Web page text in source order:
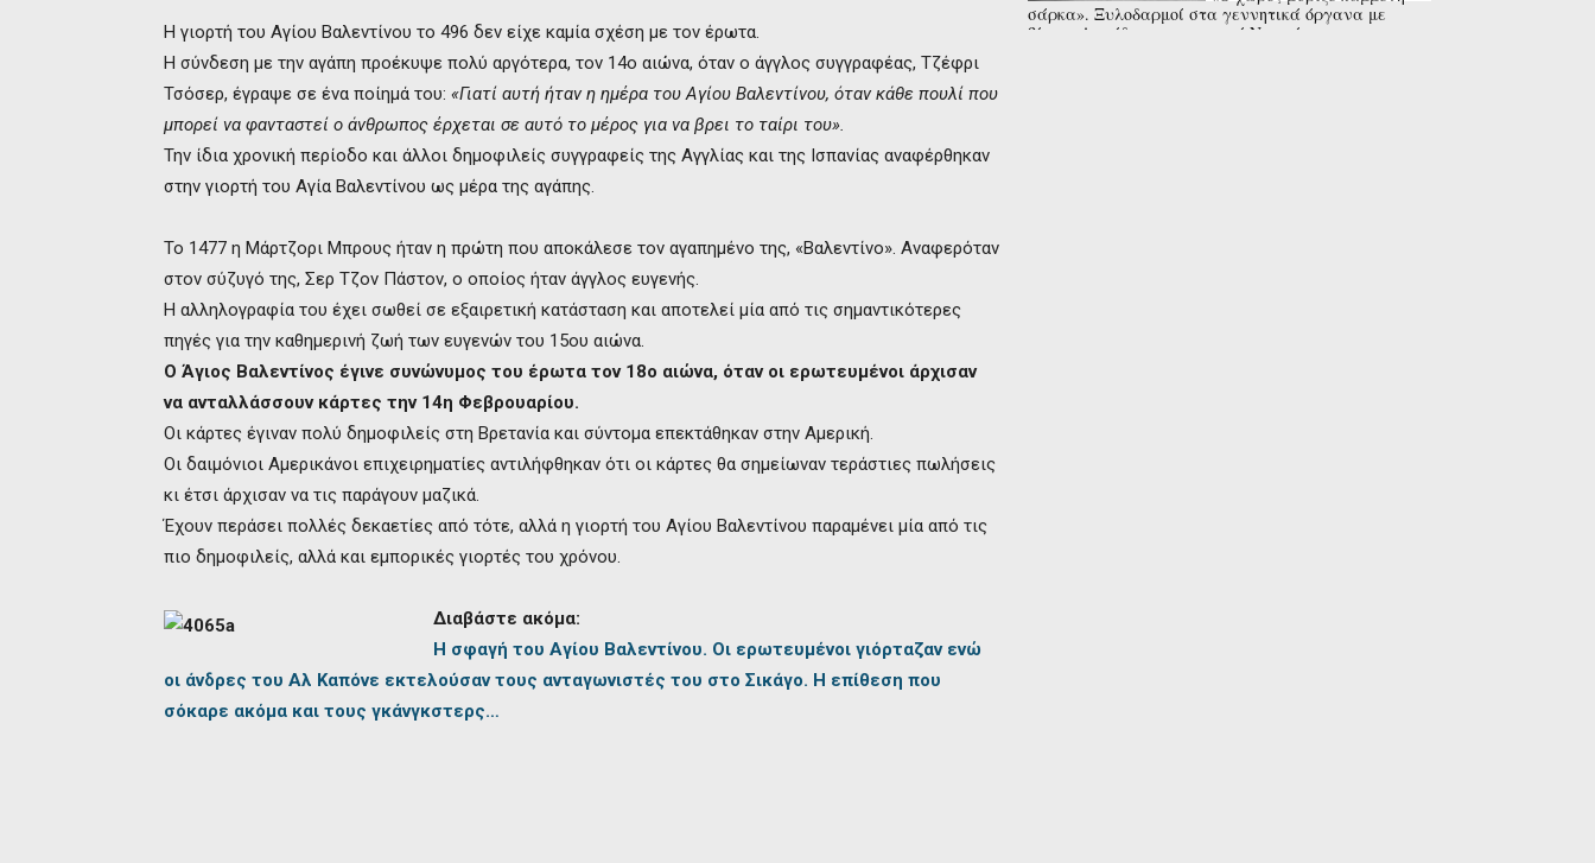
Η γιορτή του Αγίου Βαλεντίνου το 496 δεν είχε καμία σχέση με τον έρωτα.
Η σύνδεση με την αγάπη προέκυψε πολύ αργότερα, τον 14ο αιώνα, όταν ο άγγλος συγγραφέας, Τζέφρι
Τσόσερ, έγραψε σε ένα ποίημά του: «Γιατί αυτή ήταν η ημέρα του Αγίου Βαλεντίνου, όταν κάθε πουλί που
μπορεί να φανταστεί ο άνθρωπος έρχεται σε αυτό το μέρος για να βρει το ταίρι του».
Την ίδια χρονική περίοδο και άλλοι δημοφιλείς συγγραφείς της Αγγλίας και της Ισπανίας αναφέρθηκαν
στην γιορτή του Αγία Βαλεντίνου ως μέρα της αγάπης.
Το 1477 η Μάρτζορι Μπρους ήταν η πρώτη που αποκάλεσε τον αγαπημένο της, «Βαλεντίνο». Αναφερόταν
στον σύζυγό της, Σερ Τζον Πάστον, ο οποίος ήταν άγγλος ευγενής.
Η αλληλογραφία του έχει σωθεί σε εξαιρετική κατάσταση και αποτελεί μία από τις σημαντικότερες
πηγές για την καθημερινή ζωή των ευγενών του 15ου αιώνα.
Ο Άγιος Βαλεντίνος έγινε συνώνυμος του έρωτα τον 18ο αιώνα, όταν οι ερωτευμένοι άρχισαν
να ανταλλάσσουν κάρτες την 14η Φεβρουαρίου.
Οι κάρτες έγιναν πολύ δημοφιλείς στη Βρετανία και σύντομα επεκτάθηκαν στην Αμερική.
Οι δαιμόνιοι Αμερικάνοι επιχειρηματίες αντιλήφθηκαν ότι οι κάρτες θα σημείωναν τεράστιες πωλήσεις
κι έτσι άρχισαν να τις παράγουν μαζικά.
Έχουν περάσει πολλές δεκαετίες από τότε, αλλά η γιορτή του Αγίου Βαλεντίνου παραμένει μία από τις
πιο δημοφιλείς, αλλά και εμπορικές γιορτές του χρόνου.
Διαβάστε ακόμα:
Η σφαγή του Αγίου Βαλεντίνου. Οι ερωτευμένοι γιόρταζαν ενώ
οι άνδρες του Αλ Καπόνε εκτελούσαν τους ανταγωνιστές του στο Σικάγο. Η επίθεση που
σόκαρε ακόμα και τους γκάνγκστερς…
σάρκα». Ξυλοδαρμοί στα γεννητικά όργανα με
βίτσα. Ακράδες, το κυπριακό Νταχάου των